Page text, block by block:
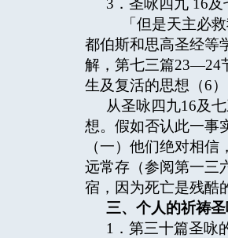
3．圣咏四九 16
「但是天主必救
都伯斯和思高圣经等
解，第七三篇23—24
生及复活的思想（6）
从圣咏四九16及
想。假如否认此一事
（一）他们绝对相
远常存（参阅第一三
宿，因为死亡是残酷
三、个人的祈祷圣
1．第三十篇圣咏